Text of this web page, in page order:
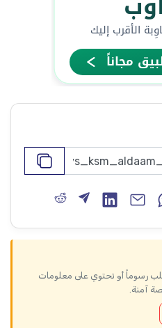
رسوماً أو تحتوي على معلومات
آمنة.